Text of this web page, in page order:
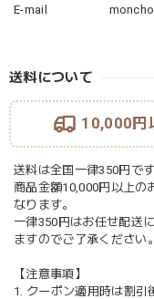
E-mail
送料について
10,000円
送料は全国一律350円です
商品金額10,000円以上の
なります。
一律350円はお任せ配送
ますのでご了承ください。
【注意事項】
1. クーポン適用時は割引